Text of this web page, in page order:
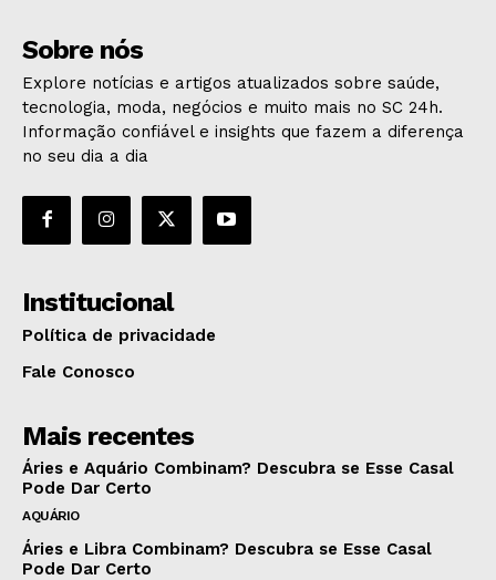
Sobre nós
Explore notícias e artigos atualizados sobre saúde,
tecnologia, moda, negócios e muito mais no SC 24h.
Informação confiável e insights que fazem a diferença
no seu dia a dia
Institucional
Política de privacidade
Fale Conosco
Mais recentes
Áries e Aquário Combinam? Descubra se Esse Casal
Pode Dar Certo
AQUÁRIO
Áries e Libra Combinam? Descubra se Esse Casal
Pode Dar Certo